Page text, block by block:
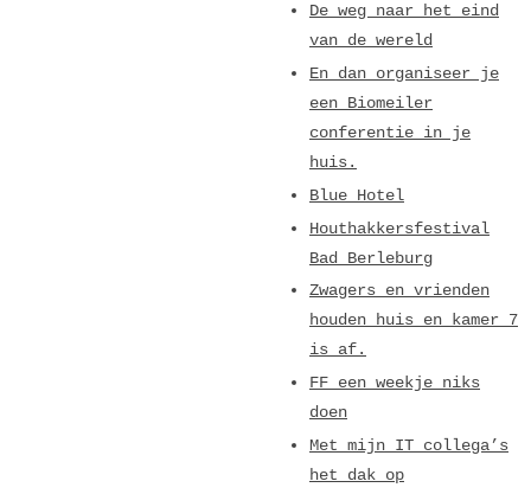
De weg naar het eind
van de wereld
En dan organiseer je
een Biomeiler
conferentie in je
huis.
Blue Hotel
Houthakkersfestival
Bad Berleburg
Zwagers en vrienden
houden huis en kamer 7
is af.
FF een weekje niks
doen
Met mijn IT collega’s
het dak op